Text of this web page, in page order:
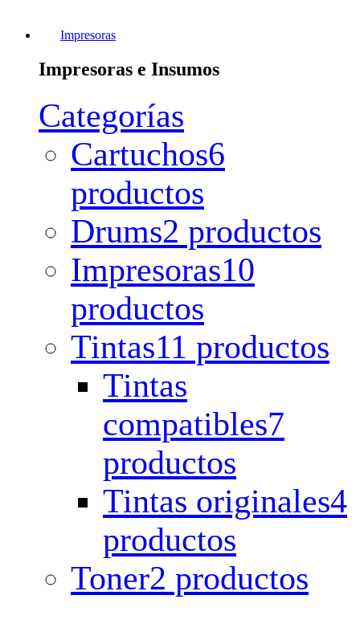
Impresoras
Impresoras e Insumos
Categorías
Cartuchos6
productos
Drums2 productos
Impresoras10
productos
Tintas11 productos
Tintas
compatibles7
productos
Tintas originales4
productos
Toner2 productos